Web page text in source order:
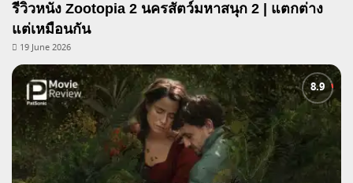
รีวิวหนัง Zootopia 2 นครสัตว์มหาสนุก 2 | แตกต่าง
แต่เหมือนกัน
19 June 2026